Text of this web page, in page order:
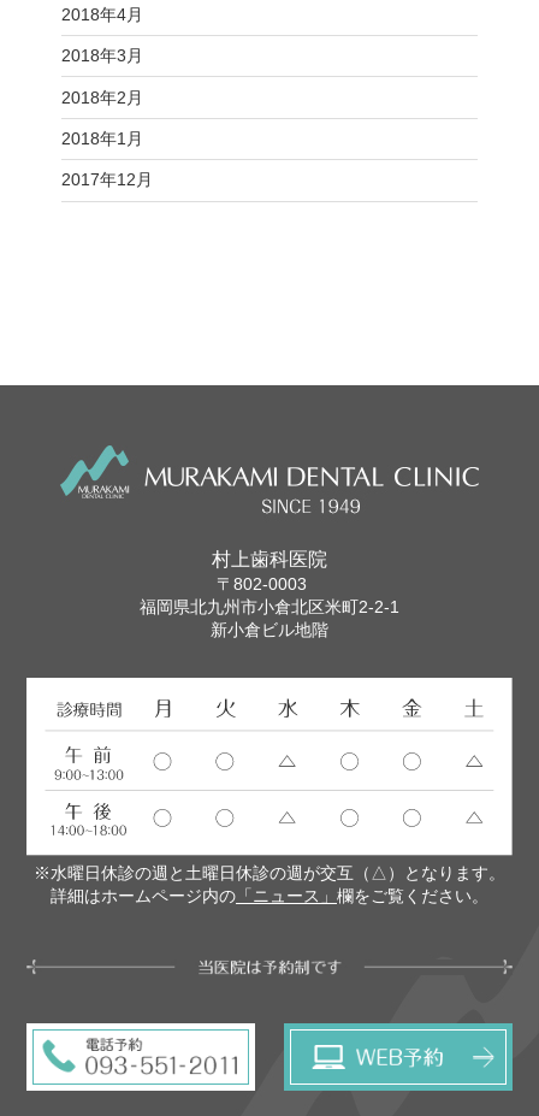
2018年4月
2018年3月
2018年2月
2018年1月
2017年12月
村上歯科医院
〒802-0003
福岡県北九州市小倉北区米町2-2-1
新小倉ビル地階
※水曜日休診の週と土曜日休診の週が交互（△）となります。
詳細はホームページ内の 「ニュース」 欄をご覧ください。